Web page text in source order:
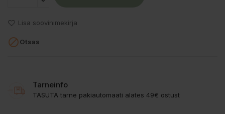
Lisa soovinimekirja
Otsas
Tarneinfo
TASUTA tarne pakiautomaati alates 49€ ostust